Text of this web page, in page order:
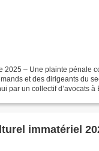
2025 – Une plainte pénale
et des dirigeants du
par un collectif d’avocats à
immatériel